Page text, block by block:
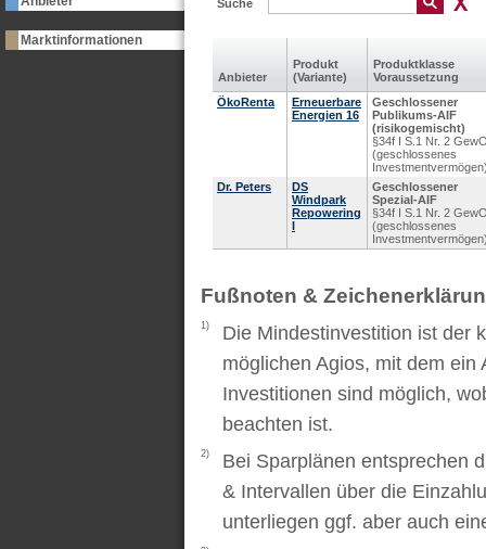
Marktinformationen
Suche
Anbieter
Produkt
(Variante)
Produkt­klasse
Voraus­setzung
ÖkoRenta
Erneuerbare
Energien 16
Geschlossener
Publikums-AIF
(risikogemischt)
§34f I S.1 Nr. 2
(geschlossenes
Dr. Peters
DS
Windpark
Repowering
I
Geschlossener
Spezial-AIF
§34f I S.1 Nr. 2
(geschlossenes
Fußnoten &
1)
Die Mindestinvestition ist der
möglichen Agios, mit dem
Investitionen sind möglich,
beachten ist.
2)
Bei Sparplänen entsprechen
& Intervallen über die
unterliegen ggf. aber auch